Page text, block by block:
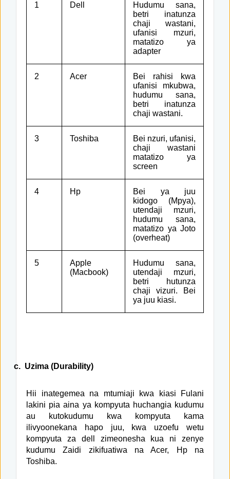
1 Dell
Hudumu sana,
betri inatunza
chaji wastani,
ufanisi mzuri,
matatizo ya
adapter
2 Acer
Bei rahisi kwa
ufanisi mkubwa,
hudumu sana,
betri inatunza
chaji wastani.
3 Toshiba
Bei nzuri, ufanisi,
chaji wastani
matatizo ya
screen
4 Hp
Bei ya juu
kidogo (Mpya),
utendaji mzuri,
hudumu sana,
matatizo ya Joto
(overheat)
5
Apple
(Macbook)
Hudumu sana,
utendaji mzuri,
betri hutunza
chaji vizuri. Bei
ya juu kiasi.
c. Uzima (Durability)
Hii inategemea na mtumiaji kwa kiasi Fulani
lakini pia aina ya kompyuta huchangia kudumu
au kutokudumu kwa kompyuta kama
ilivyoonekana hapo juu, kwa uzoefu wetu
kompyuta za dell zimeonesha kua ni zenye
kudumu Zaidi zikifuatiwa na Acer, Hp na
Toshiba.